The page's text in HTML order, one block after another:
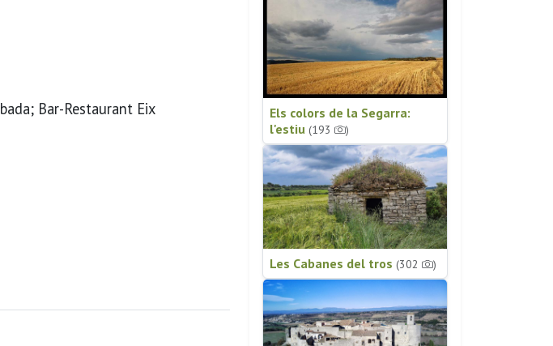
Bar-Restaurant Eix
Els colors de la Segarra:
l'estiu (193 )
Les Cabanes del tros (302 )